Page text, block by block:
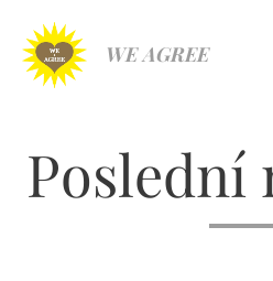
WE AGREE
Poslední